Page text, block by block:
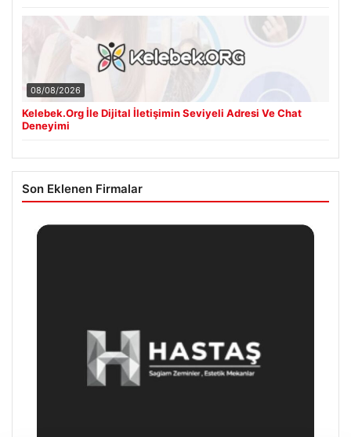
08/08/2026
Kelebek.Org İle Dijital İletişimin Seviyeli Adresi Ve Chat
Deneyimi
Son Eklenen Firmalar